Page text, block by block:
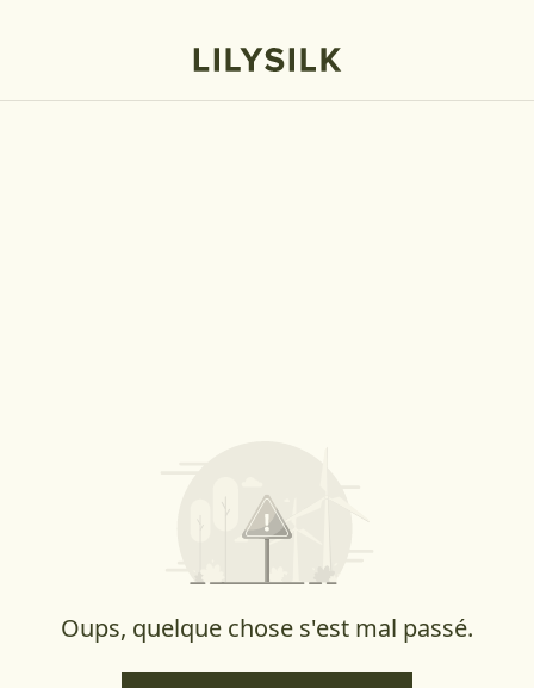
Oups, quelque chose s'est mal passé.